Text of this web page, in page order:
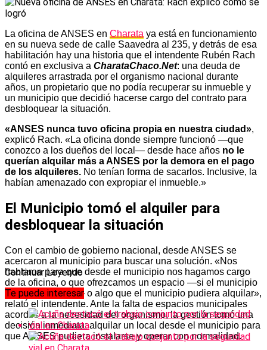
La oficina de ANSES en Charata ya está en funcionamiento
en su nueva sede de calle Saavedra al 235, y detrás de esa
habilitación hay una historia que el intendente Rubén Rach
contó en exclusiva a CharataChaco.Net: una deuda de
alquileres arrastrada por el organismo nacional durante
años, un propietario que no podía recuperar su inmueble y
un municipio que decidió hacerse cargo del contrato para
desbloquear la situación.
«ANSES nunca tuvo oficina propia en nuestra ciudad»,
explicó Rach. «La oficina donde siempre funcionó —que
conozco a los dueños del local— desde hace años no le
querían alquilar más a ANSES por la demora en el pago
de los alquileres. No tenían forma de sacarlos. Inclusive, la
habían amenazado con expropiar el inmueble.»
El Municipio tomó el alquiler para
desbloquear la situación
Con el cambio de gobierno nacional, desde ANSES se
acercaron al municipio para buscar una solución. «Nos
hablaron para que desde el municipio nos hagamos cargo
de la oficina, o que ofrezcamos un espacio —si el municipio
contaba con uno— o algo que el municipio pudiera alquilar»,
relató el intendente. Ante la falta de espacios municipales
acordes a la necesidad del organismo, la gestión tomó una
decisión inmediata: alquilar un local desde el municipio para
que ANSES pudiera instalarse y operar con normalidad.
Continuar Leyendo
Te puede interesar